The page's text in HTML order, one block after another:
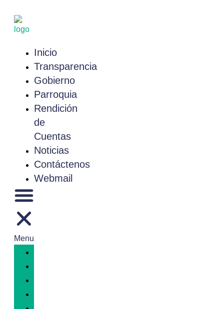
contenido
Inicio
Transparencia
Gobierno
Parroquia
Rendición
de
Cuentas
Noticias
Contáctenos
Webmail
Menu